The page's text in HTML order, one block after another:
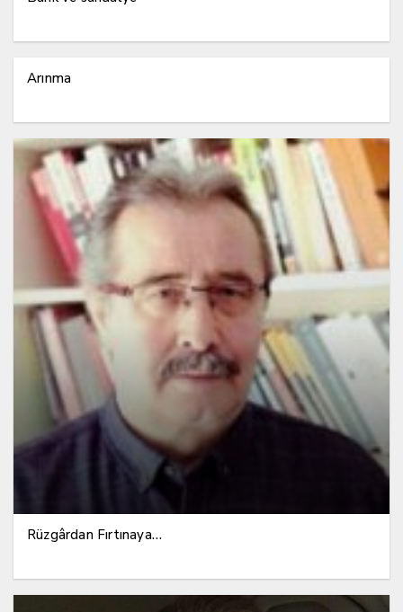
Arınma
Rüzgârdan Fırtınaya…